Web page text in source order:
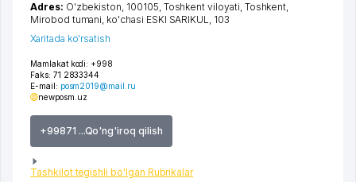
Mamlakat kodi: +998
Faks: 71 2833344
E-mail: posm2019@mail.ru
newposm.uz
+99871 ...Qo'ng'iroq qilish
Tashkilot tegishli bo'lgan Rubrikalar
Adres: O'zbekiston, 100105, Toshkent viloyati, Toshkent,
Mirobod tumani, ko'chasi ESKI SARIKUL, 103
Xaritada ko'rsatish